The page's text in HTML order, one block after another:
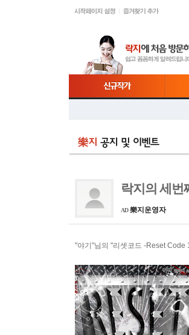
락지의 세번
AD 樂지운영자
"야기"님의 "리셋코드 -Reset Code